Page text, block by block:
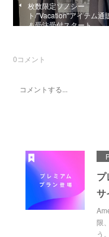
枚数限定ソノシー
ト/''Vacation''アイテム通
＆受注受付スタート
0コメント
プ
サ
限
う。